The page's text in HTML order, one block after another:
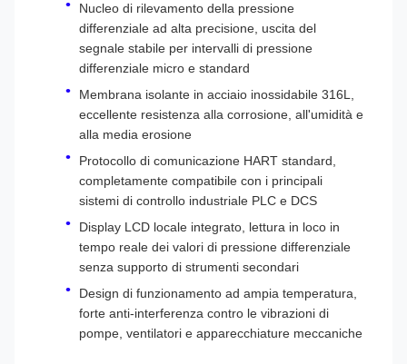
Nucleo di rilevamento della pressione
differenziale ad alta precisione, uscita del
segnale stabile per intervalli di pressione
differenziale micro e standard
Membrana isolante in acciaio inossidabile 316L,
eccellente resistenza alla corrosione, all'umidità e
alla media erosione
Protocollo di comunicazione HART standard,
completamente compatibile con i principali
sistemi di controllo industriale PLC e DCS
Display LCD locale integrato, lettura in loco in
tempo reale dei valori di pressione differenziale
senza supporto di strumenti secondari
Design di funzionamento ad ampia temperatura,
forte anti-interferenza contro le vibrazioni di
pompe, ventilatori e apparecchiature meccaniche